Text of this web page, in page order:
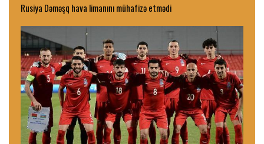
Rusiya Dəməşq hava limanını mühafizə etmədi